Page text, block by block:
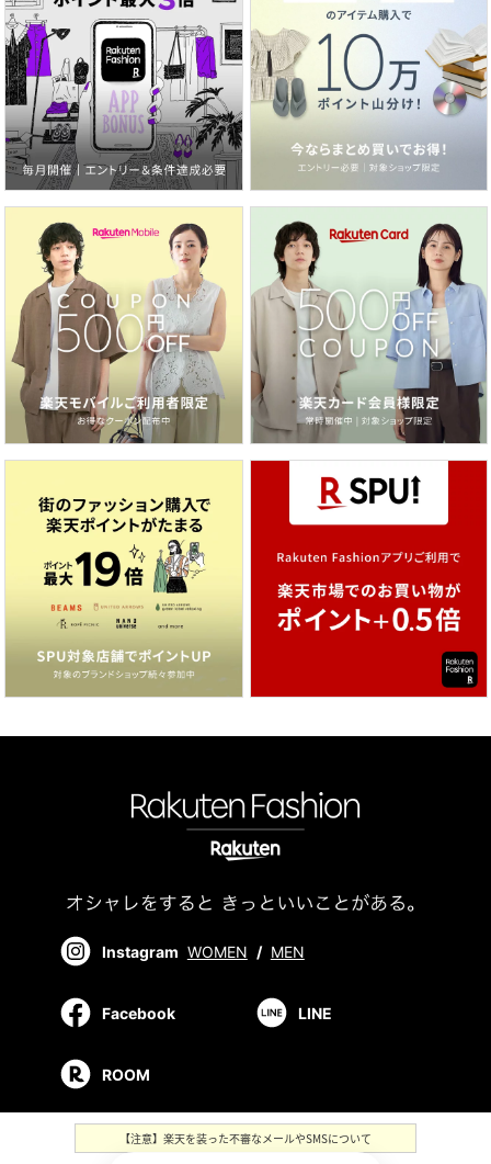
Instagram WOMEN / MEN
Facebook LINE
ROOM
【注意】楽天を装った不審なメールやSMSについて